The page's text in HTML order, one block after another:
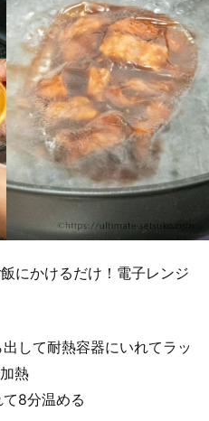
にかけるだけ！電子レンジ
して耐熱容器にいれてラッ
熱
8分温める